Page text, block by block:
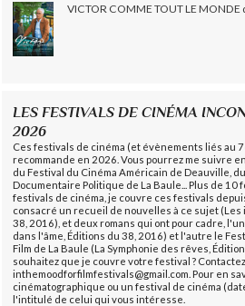
VICTOR COMME TOUT LE
LES FESTIVALS DE CINÉMA
2026
Ces festivals de cinéma (et évènements liés au
recommande en 2026. Vous pourrez me suivre
du Festival du Cinéma Américain de Deauville,
Documentaire Politique de La Baule... Plus de 10
festivals de cinéma, je couvre ces festivals
consacré un recueil de nouvelles à ce sujet
38, 2016), et deux romans qui ont pour cadre,
dans l'âme, Éditions du 38, 2016) et l'autre le
Film de La Baule (La Symphonie des rêves,
souhaitez que je couvre votre festival ?
inthemoodforfilmfestivals@gmail.com. Pour en
cinématographique ou un festival de cinéma
l'intitulé de celui qui vous intéresse.